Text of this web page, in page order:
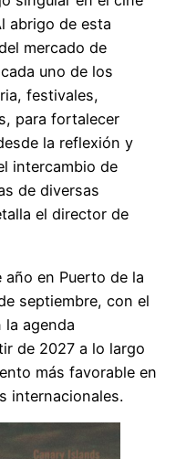
abrigo de esta
mercado de
uno de los
festivales,
para fortalecer
la reflexión y
intercambio de
de diversas
el director de
año en Puerto de la
septiembre, con el
agenda
de 2027 a lo largo
más favorable en
internacionales.